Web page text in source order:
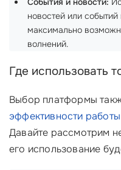
новостей или
максимально
волнений.
Где использовать
Выбор платформы
эффективности работы
Давайте рассмотрим
его использование